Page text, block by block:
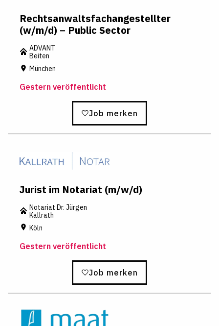
Rechtsanwaltsfachangestellter
(w/m/d) – Public Sector
ADVANT
Beiten
München
Gestern veröffentlicht
Job merken
Jurist im Notariat (m/w/d)
Notariat Dr. Jürgen
Kallrath
Köln
Gestern veröffentlicht
Job merken